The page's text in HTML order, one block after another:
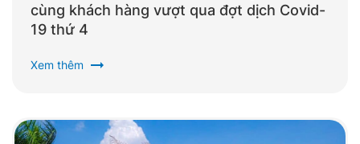
cùng khách hàng vượt qua đợt dịch Covid-
19 thứ 4
Xem thêm arrow_right_alt